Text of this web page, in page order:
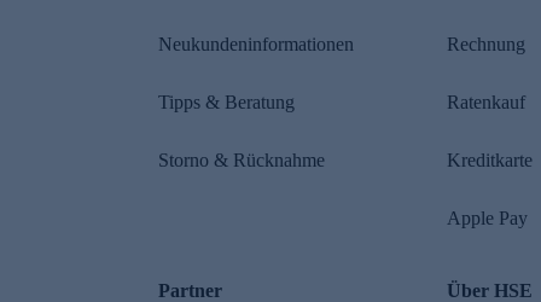
Neukundeninformationen
Tipps & Beratung
Storno & Rücknahme
Rechnung
Ratenkauf
Kreditkarte
Apple Pay
Partner Über HSE